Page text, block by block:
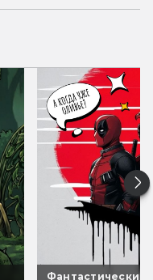
Фантастические